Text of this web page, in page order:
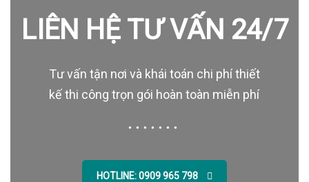
LIÊN HỆ TƯ VẤN 24/7
Tư vấn tận nơi và khái toán chi phí thiết
kế thi công trọn gói hoàn toàn miễn phí
HOTLINE: 0909 965 798